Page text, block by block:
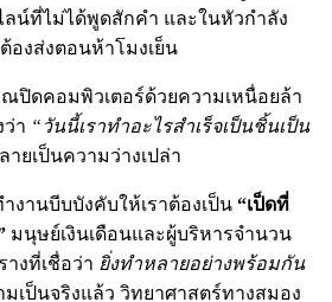
น์ที่ไม่ได้พูดสักคำ และในหัวกำลัง
องส่งตอนห้าโมงเย็น
ปิดคอมพิวเตอร์ด้วยความเหนื่อยล้า
า “วันนี้เราทำอะไรสำเร็จเป็นชิ้นเป็น
ยเป็นความว่างเปล่า
งานบีบบังคับให้เราต้องเป็น “เป็ดที่
มนุษย์เงินเดือนและผู้บริหารจำนวน
งที่เชื่อว่า ยิ่งทำหลายอย่างพร้อมกัน
เป็นจริงแล้ว วิทยาศาสตร์ทางสมอง